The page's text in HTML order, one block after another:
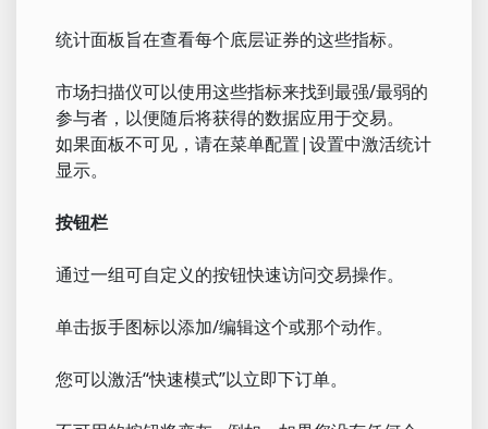
统计面板旨在查看每个底层证券的这些指标。
市场扫描仪可以使用这些指标来找到最强/最弱的
参与者，以便随后将获得的数据应用于交易。
如果面板不可见，请在菜单配置|设置中激活统计
显示。
按钮栏
通过一组可自定义的按钮快速访问交易操作。
单击扳手图标以添加/编辑这个或那个动作。
您可以激活“快速模式”以立即下订单。